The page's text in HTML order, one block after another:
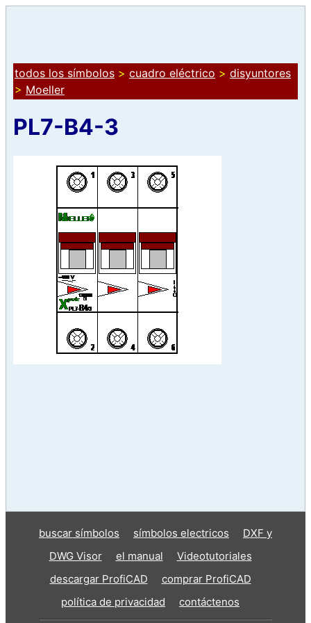
todos los símbolos > cuadro eléctrico > disyuntores
> Moeller
PL7-B4-3
buscar símbolos símbolos electricos
DXF y
DWG Visor
el manual
Videotutoriales
descargar ProfiCAD
comprar ProfiCAD
política de privacidad
contáctenos